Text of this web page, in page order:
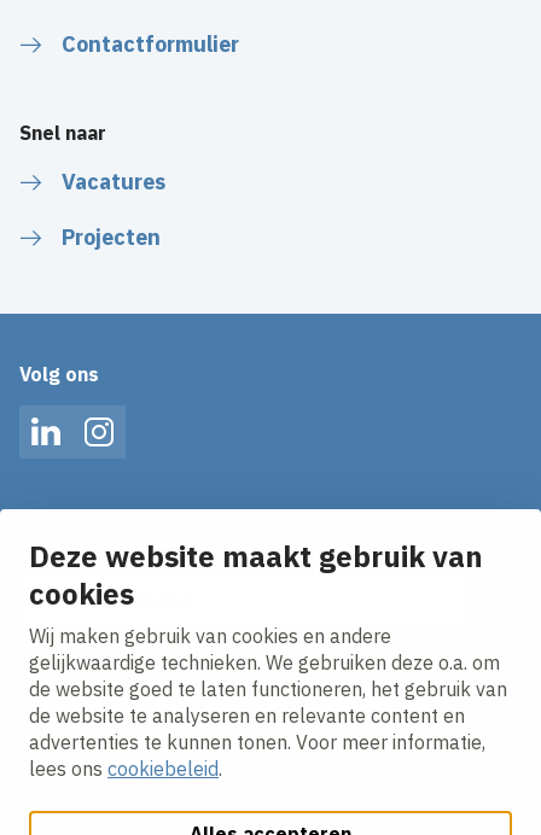
Deze website maakt gebruik van
cookies
Wij maken gebruik van cookies en andere
gelijkwaardige technieken. We gebruiken deze o.a. om
de website goed te laten functioneren, het gebruik van
de website te analyseren en relevante content en
advertenties te kunnen tonen. Voor meer informatie,
lees ons cookiebeleid.
Contactformulier
Snel naar
Vacatures
Projecten
Volg ons
LinkedInInstagram
Ontvang onze nieuws alerts in je mailbox!
E-mailadres
Ik ga akkoord met hetprivacy statement.